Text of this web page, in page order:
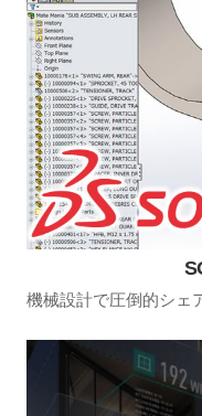
機械設計で圧倒的シェ